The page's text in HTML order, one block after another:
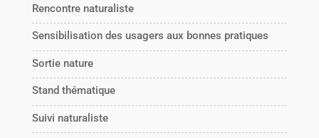
Rencontre naturaliste
Sensibilisation des usagers aux bonnes pratiques
Sortie nature
Stand thématique
Suivi naturaliste